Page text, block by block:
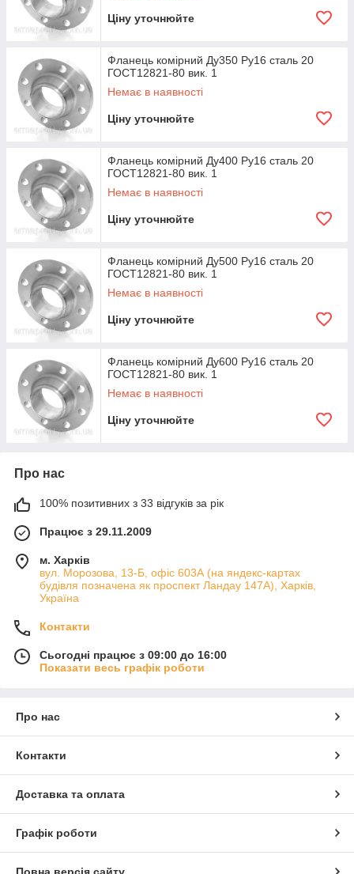
Ціну уточнюйте
Фланець комірний Ду350 Ру16 сталь 20
ГОСТ12821-80 вик. 1
Немає в наявності
Ціну уточнюйте
Фланець комірний Ду400 Ру16 сталь 20
ГОСТ12821-80 вик. 1
Немає в наявності
Ціну уточнюйте
Фланець комірний Ду500 Ру16 сталь 20
ГОСТ12821-80 вик. 1
Немає в наявності
Ціну уточнюйте
Фланець комірний Ду600 Ру16 сталь 20
ГОСТ12821-80 вик. 1
Немає в наявності
Ціну уточнюйте
Про нас
100% позитивних з 33 відгуків за рік
Працює з 29.11.2009
м. Харків
вул. Морозова, 13-Б, офіс 603А (на яндекс-картах
будівля позначена як проспект Ландау 147А), Харків,
Україна
Контакти
Сьогодні працює з 09:00 до 16:00
Показати весь графік роботи
Про нас
Контакти
Доставка та оплата
Графік роботи